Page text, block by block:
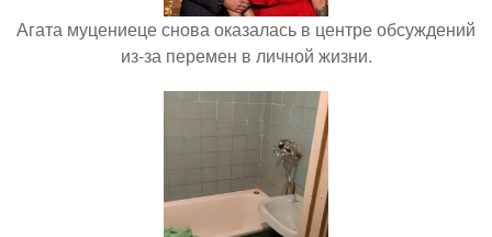
Агата муцениеце снова оказалась в центре обсуждений
из-за перемен в личной жизни.